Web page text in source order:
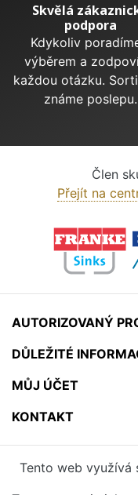
Skvělá
podpora
Kdykoliv
výběrem a
každou otázku.
známe poslepu.
Člen
Přejít na
AUTORIZOVANÝ
DŮLEŽITÉ
MŮJ ÚČET
KONTAKT
Tento web využívá